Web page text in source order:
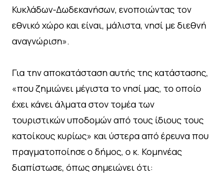
Κυκλάδων-Δωδεκανήσων, ενοποιώντας τον
εθνικό χώρο και είναι, μάλιστα, νησί με διεθνή
αναγνώριση».
Για την αποκατάσταση αυτής της κατάστασης,
«που ζημιώνει μέγιστα το νησί μας, το οποίο
έχει κάνει άλματα στον τομέα των
τουριστικών υποδομών από τους ίδιους τους
κατοίκους κυρίως» και ύστερα από έρευνα που
πραγματοποίησε ο δήμος, ο κ. Κομηνέας
διαπίστωσε, όπως σημειώνει ότι: